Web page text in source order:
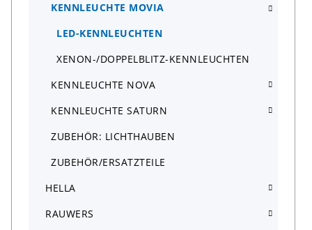
KENNLEUCHTE MOVIA
LED-KENNLEUCHTEN
XENON-/DOPPELBLITZ-KENNLEUCHTEN
KENNLEUCHTE NOVA
KENNLEUCHTE SATURN
ZUBEHÖR: LICHTHAUBEN
ZUBEHÖR/ERSATZTEILE
HELLA
RAUWERS